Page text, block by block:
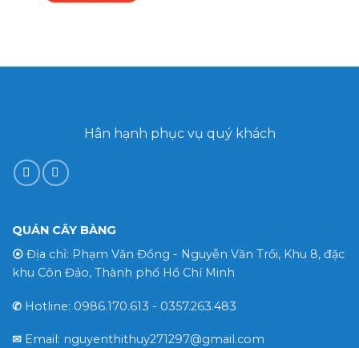
Hân hạnh phục vụ quý khách
QUÁN CÂY BÀNG
⦿ Địa chỉ: Phạm Văn Đồng - Nguyễn Văn Trồi, Khu 8, đặc
khu Côn Đảo, Thành phố Hồ Chí Minh
✆ Hotline: 0986.170.613 - 0357.263.483
✉ Email: nguyenthithuy271297@gmail.com